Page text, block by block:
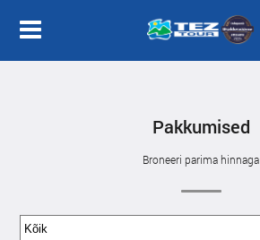
Pakkumised
Broneeri parima hinnaga